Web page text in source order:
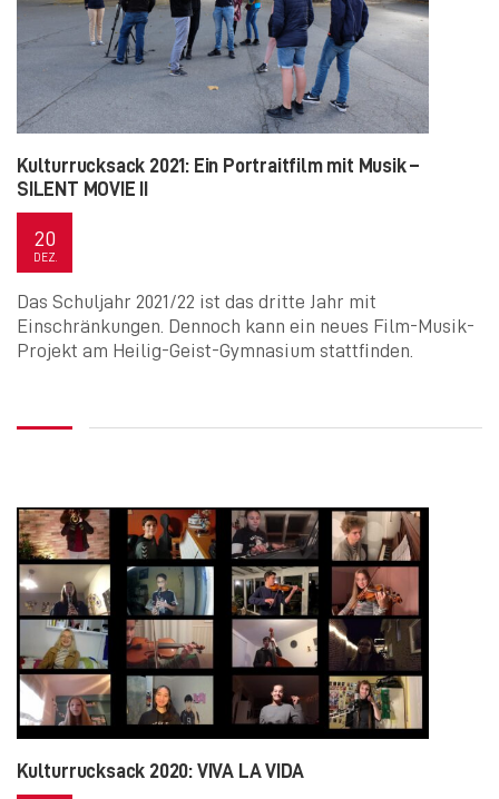
Kulturrucksack 2021: Ein Portraitfilm mit Musik –
SILENT MOVIE II
20
DEZ.
Das Schuljahr 2021/22 ist das dritte Jahr mit
Einschränkungen. Dennoch kann ein neues Film-Musik-
Projekt am Heilig-Geist-Gymnasium stattfinden.
Kulturrucksack 2020: VIVA LA VIDA